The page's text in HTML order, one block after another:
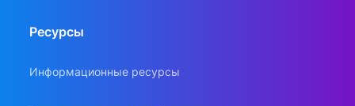
Ресурсы
Информационные ресурсы